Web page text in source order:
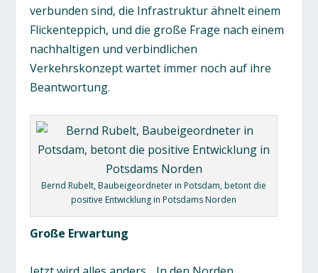
verbunden sind, die Infrastruktur ähnelt einem
Flickenteppich, und die große Frage nach einem
nachhaltigen und verbindlichen
Verkehrskonzept wartet immer noch auf ihre
Beantwortung.
Bernd Rubelt, Baubeigeordneter in Potsdam, betont die
positive Entwicklung in Potsdams Norden
Große Erwartung